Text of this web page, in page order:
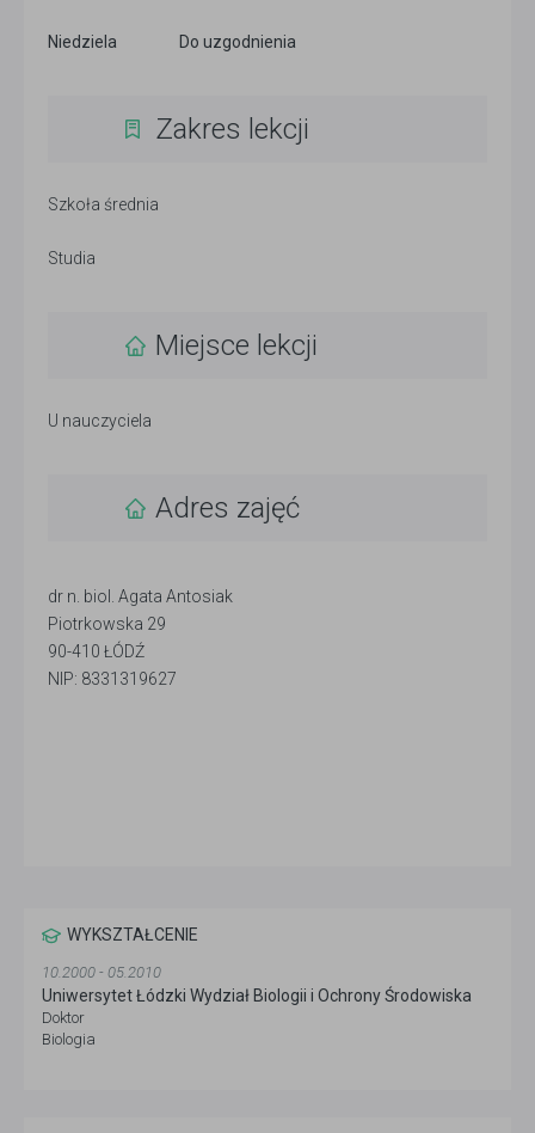
Niedziela Do uzgodnienia
Zakres lekcji
Szkoła średnia
Studia
Miejsce lekcji
U nauczyciela
Adres zajęć
dr n. biol. Agata Antosiak
Piotrkowska 29
90-410 ŁÓDŹ
NIP: 8331319627
WYKSZTAŁCENIE
10.2000 - 05.2010
Uniwersytet Łódzki Wydział Biologii i Ochrony Środowiska
Doktor
Biologia